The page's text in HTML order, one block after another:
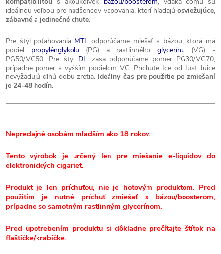
ideálnou voľbou pre nadšencov vapovania, ktorí hľadajú osviežujúce,
zábavné a jedinečné chute.
Pre štýl poťahovania MTLodporúčame miešať s bázou, ktorá má
podiel propylénglykolu (PG) a rastlinného glycerínu (VG) -
PG50/VG50. Pre štýl DL zasa odporúčame pomer PG30/VG70,
prípadne pomer s vyšším podielom VG. Príchute Ice od Just Juice
nevyžadujú dlhú dobu zretia. Ideálny čas pre použitie po zmiešaní
je 24-48 hodín.
Nepredajné osobám mladším ako 18 rokov.
Tento výrobok je určený len pre miešanie e-liquidov do
elektronických cigariet.
Produkt je len príchuťou, nie je hotovým produktom. Pred
použitím je nutné príchuť zmiešať s bázou/boosterom,
prípadne so samotným rastlinným glycerínom.
Pred upotrebením produktu si dôkladne prečítajte štítok na
fľaštičke/krabičke.